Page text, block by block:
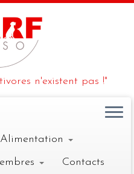
n'existent pas !"
Alimentation
Contacts